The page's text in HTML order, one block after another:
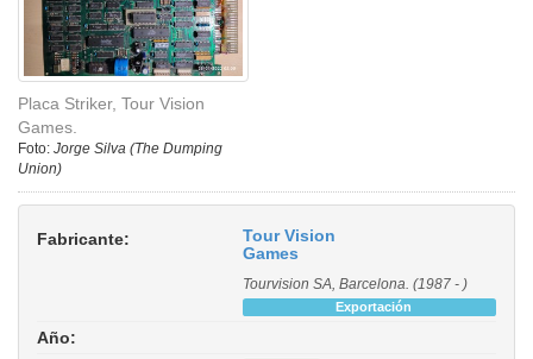
Placa Striker, Tour Vision
Games.
Foto: Jorge Silva (The Dumping
Union)
Fabricante:
Tour Vision
Games
Tourvision SA, Barcelona. (1987 - )
Exportación
Año: